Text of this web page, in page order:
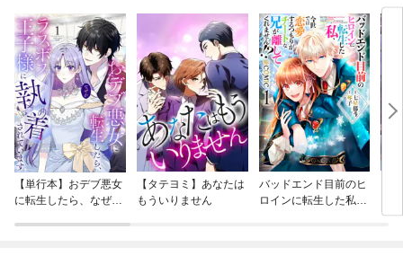
技法を教わる。98年平澤道和師より乾漆技法や漆の天日黒目など漆芸の基
礎を教わり、漆搔きと漆木の植樹を始める。2002年輪島漆器青年会第三〇
代会長を務める。04年「彦十蒔絵」として活動開始。14年文化庁文化交流
使。漆芸家として作品発表を行う傍ら、「彦十蒔絵」のプロデューサーと
して数々の作品を手がけたが、25年に逝去した。秋山 祐貴子（あきや
ま・ゆきこ）神奈川県生まれ。女子美術大学付属高校卒業。女子美術大学
工芸科染専攻卒業。高校の授業で人間国宝の漆芸家・故松田権六の著作
『うるしの話』に出合ったことがきっかけとなり、漆の道に進むことを決
意。大学卒業後、漆塗り修行のため石川県輪島市へ移住する。石川県立輪
島漆芸技術研修所専修科卒業。石川県立輪島漆芸技術研修所髹漆科卒業。
人間国宝・小森邦衞氏に弟子入りし、年季明け独立。輪島市黒島地区で髹
漆の工房を構えた矢先に、1月1日の震災に遭遇する。**********
【単行本】おデブ悪女
に転生したら、なぜか
【タテヨミ】あなたは
もういりません
バッドエンド目前のヒ
ロインに転生した私、